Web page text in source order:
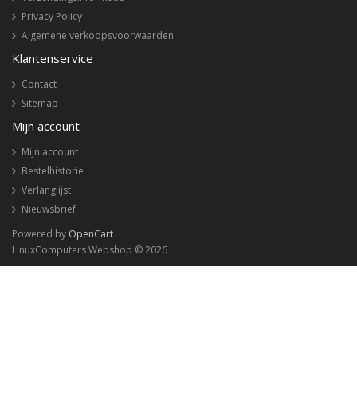
Privacy Policy
Algemene verkoopsvoorwaarden
Klantenservice
Contact
Sitemap
Mijn account
Mijn account
Bestelhistorie
Verlanglijst
Nieuwsbrief
Powered by OpenCart
LinuxComputers Webshop © 2026